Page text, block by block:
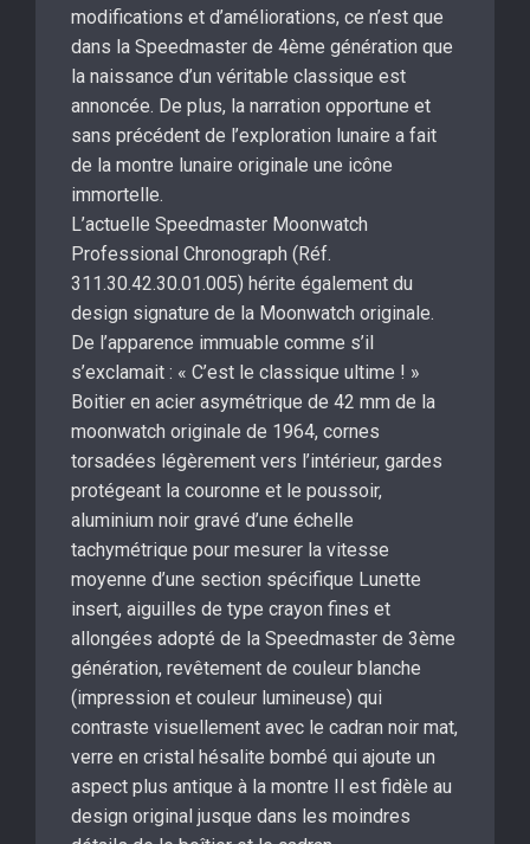
modifications et d’améliorations, ce n’est que
dans la Speedmaster de 4ème génération que
la naissance d’un véritable classique est
annoncée. De plus, la narration opportune et
sans précédent de l’exploration lunaire a fait
de la montre lunaire originale une icône
immortelle.
L’actuelle Speedmaster Moonwatch
Professional Chronograph (Réf.
311.30.42.30.01.005) hérite également du
design signature de la Moonwatch originale.
De l’apparence immuable comme s’il
s’exclamait : « C’est le classique ultime ! »
Boitier en acier asymétrique de 42 mm de la
moonwatch originale de 1964, cornes
torsadées légèrement vers l’intérieur, gardes
protégeant la couronne et le poussoir,
aluminium noir gravé d’une échelle
tachymétrique pour mesurer la vitesse
moyenne d’une section spécifique Lunette
insert, aiguilles de type crayon fines et
allongées adopté de la Speedmaster de 3ème
génération, revêtement de couleur blanche
(impression et couleur lumineuse) qui
contraste visuellement avec le cadran noir mat,
verre en cristal hésalite bombé qui ajoute un
aspect plus antique à la montre Il est fidèle au
design original jusque dans les moindres